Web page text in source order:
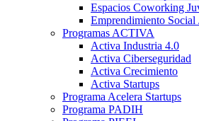
Espacios Coworking
Emprendimiento Social
Programas ACTIVA
Activa Industria 4.0
Activa Ciberseguridad
Activa Crecimiento
Activa Startups
Programa Acelera Startups
Programa PADIH